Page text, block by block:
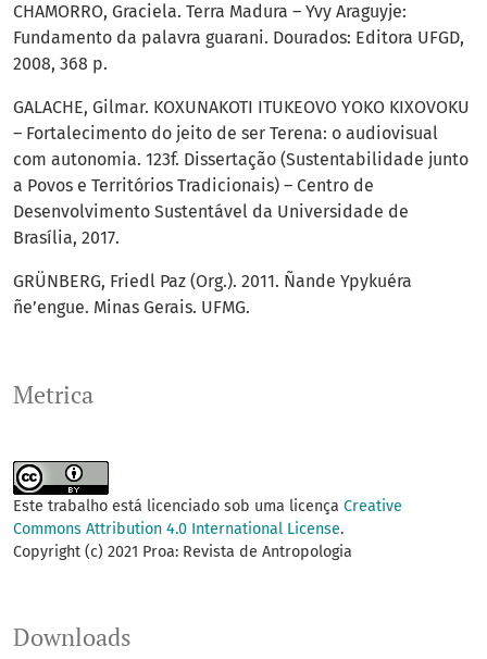
Metrica
CHAMORRO, Graciela. Terra Madura – Yvy Araguyje:
Fundamento da palavra guarani. Dourados: Editora UFGD,
2008, 368 p.
GALACHE, Gilmar. KOXUNAKOTI ITUKEOVO YOKO KIXOVOKU
– Fortalecimento do jeito de ser Terena: o audiovisual
com autonomia. 123f. Dissertação (Sustentabilidade junto
a Povos e Territórios Tradicionais) – Centro de
Desenvolvimento Sustentável da Universidade de
Brasília, 2017.
GRÜNBERG, Friedl Paz (Org.). 2011. Ñande Ypykuéra
ñe’engue. Minas Gerais. UFMG.
Este trabalho está licenciado sob uma licença Creative
Commons Attribution 4.0 International License.
Copyright (c) 2021 Proa: Revista de Antropologia
Downloads